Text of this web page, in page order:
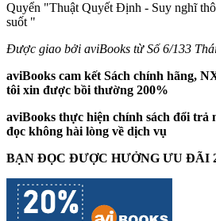
Quyển "Thuật Quyết Định - Suy nghĩ
suốt "
Được giao bởi aviBooks từ Số 6/133
aviBooks cam kết Sách chính hãng,
tôi xin được bồi thường 200%
aviBooks thực hiện chính sách đổi trả
đọc không hài lòng về dịch vụ
BẠN ĐỌC ĐƯỢC HƯỞNG ƯU ĐÃI